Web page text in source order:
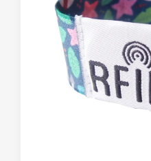
November 11, 2025